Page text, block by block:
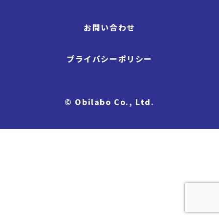
お問い合わせ
プライバシーポリシー
© Obilabo Co., Ltd.